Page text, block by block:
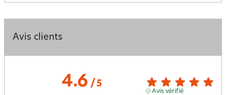
Avis clients
4.6/ 5
Avis vérifié